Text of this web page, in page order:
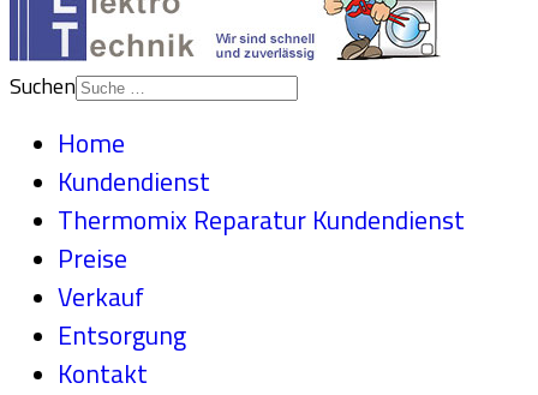
Suchen
Home
Kundendienst
Thermomix Reparatur Kundendienst
Preise
Verkauf
Entsorgung
Kontakt